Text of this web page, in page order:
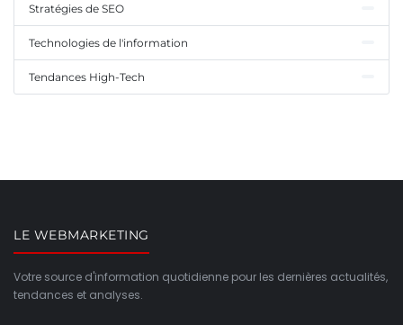
Stratégies de SEO
Technologies de l'information
Tendances High-Tech
LE WEBMARKETING
Votre source d'information quotidienne pour les dernières actualités,
tendances et analyses.